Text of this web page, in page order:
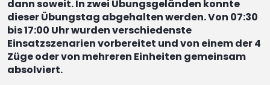
dann soweit. In zwei Übungsgeländen konnte
dieser Übungstag abgehalten werden. Von 07:30
bis 17:00 Uhr wurden verschiedenste
Einsatzszenarien vorbereitet und von einem der 4
Züge oder von mehreren Einheiten gemeinsam
absolviert.